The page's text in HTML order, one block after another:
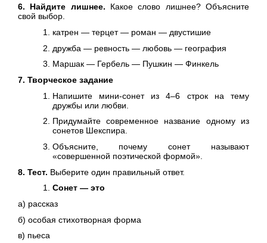
6. Найдите лишнее. Какое слово лишнее? Объясните
свой выбор.
катрен — терцет — роман — двустишие
дружба — ревность — любовь — география
Маршак — Гербель — Пушкин — Финкель
7. Творческое задание
Напишите мини-сонет из 4–6 строк на тему
дружбы или любви.
Придумайте современное название одному из
сонетов Шекспира.
Объясните, почему сонет называют
«совершенной поэтической формой».
8. Тест. Выберите один правильный ответ.
Сонет — это
а) рассказ
б) особая стихотворная форма
в) пьеса